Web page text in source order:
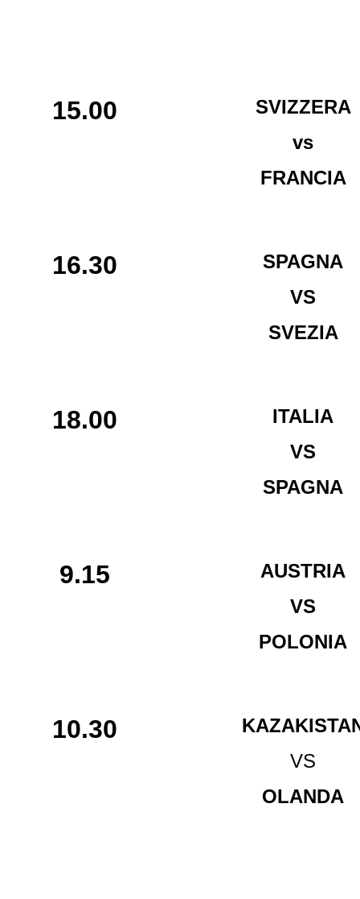
15.00
SVIZZERA
vs
FRANCIA
16.30
SPAGNA
VS
SVEZIA
18.00
ITALIA
VS
SPAGNA
9.15
AUSTRIA
VS
POLONIA
10.30
VS
OLANDA